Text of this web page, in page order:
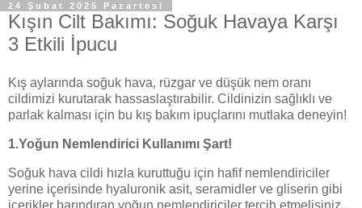
24 Şubat 2025 Pazartesi
Kışın Cilt Bakımı: Soğuk Havaya Karşı
3 Etkili İpucu
Kış aylarında soğuk hava, rüzgar ve düşük nem oranı
cildimizi kurutarak hassaslaştırabilir. Cildinizin sağlıklı ve
parlak kalması için bu kış bakım ipuçlarını mutlaka deneyin!
1.Yoğun Nemlendirici Kullanımı Şart!
Soğuk hava cildi hızla kuruttuğu için hafif nemlendiriciler
yerine içerisinde hyaluronik asit, seramidler ve gliserin gibi
içerikler barındıran yoğun nemlendiriciler tercih etmelisiniz.